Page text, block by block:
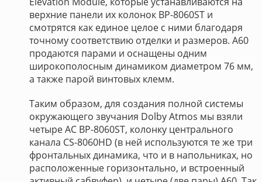
верхние панели их колонок BP-8060ST и
смотрятся как единое целое с ними благодаря
точному соответствию отделки и размеров. A60
продаются парами и оснащены одним
широкополосным динамиком диаметром 76 мм,
а также парой винтовых клемм.
Таким образом, для создания полной системы
окружающего звучания Dolby Atmos мы взяли
четыре АС BP-8060ST, колонку центрального
канала CS-8060HD (в ней используются те же три
фронтальных динамика, что и в напольниках, но
расположенные горизонтально, и встроенный